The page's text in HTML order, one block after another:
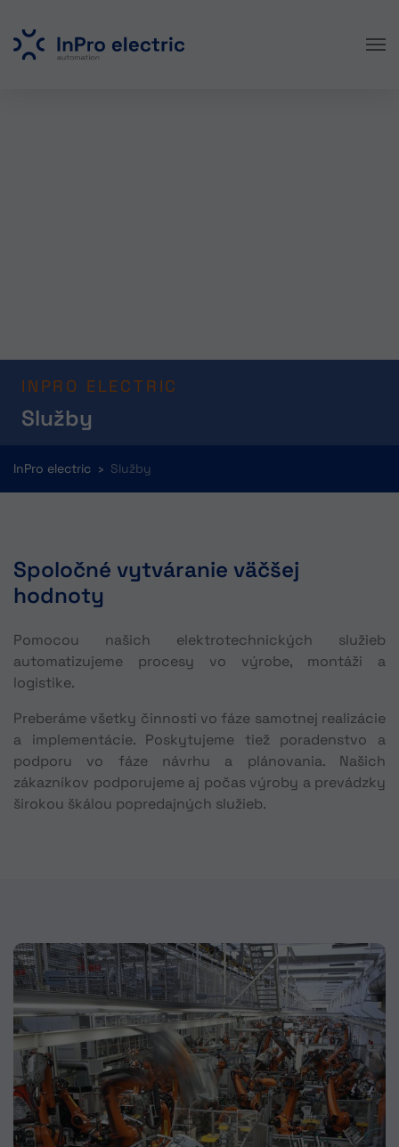
INPRO ELECTRIC
Služby
InPro electric Služby
Spoločné vytváranie väčšej
hodnoty
Pomocou našich elektrotechnických služieb
automatizujeme procesy vo výrobe, montáži a
logistike.
Preberáme všetky činnosti vo fáze samotnej realizácie
a implementácie. Poskytujeme tiež poradenstvo a
podporu vo fáze návrhu a plánovania. Našich
zákazníkov podporujeme aj počas výroby a prevádzky
širokou škálou popredajných služieb.